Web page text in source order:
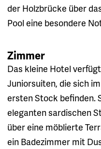
der Holzbrücke über
Pool eine besondere
Zimmer
Das kleine Hotel
Juniorsuiten, die sich
ersten Stock befinden.
eleganten sardischen
über eine möblierte
ein Badezimmer mit